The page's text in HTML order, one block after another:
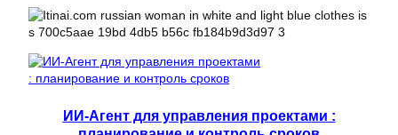
ИИ-Агент для управления проектами :